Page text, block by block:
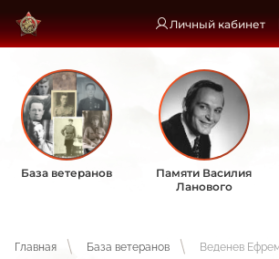
Личный кабинет
База ветеранов
Памяти Василия
Ланового
Главная База ветеранов Веденев